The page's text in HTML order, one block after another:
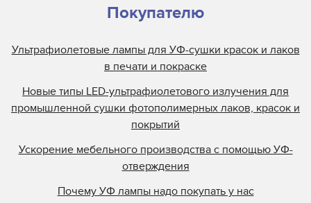
Henkel
Hewlett Packard
Interlight
Jelight
Johnson and Allen
Kase
KBA
Kopack
Kuehnast
Покупателю
Ультрафиолетовые лампы для УФ-сушки красок и лаков
в печати и покраске
Новые типы LED-ультрафиолетового излучения для
промышленной сушки фотополимерных лаков, красок и
покрытий
Ускорение мебельного производства с помощью УФ-
отверждения
Почему УФ лампы надо покупать у нас